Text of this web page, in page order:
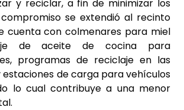
y reciclar, a fin de minimizar los
compromiso se extendió al recinto
cuenta con colmenares para miel
de aceite de cocina para
programas de reciclaje en las
estaciones de carga para vehículos
lo cual contribuye a una menor